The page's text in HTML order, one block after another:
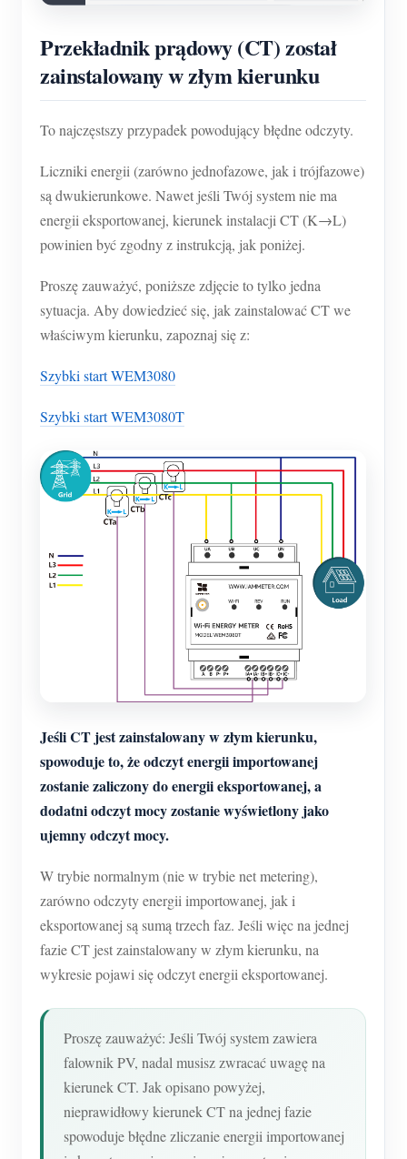
Przekładnik prądowy (CT) został
zainstalowany w złym kierunku
To najczęstszy przypadek powodujący błędne odczyty.
Liczniki energii (zarówno jednofazowe, jak i trójfazowe)
są dwukierunkowe. Nawet jeśli Twój system nie ma
energii eksportowanej, kierunek instalacji CT (K→L)
powinien być zgodny z instrukcją, jak poniżej.
Proszę zauważyć, poniższe zdjęcie to tylko jedna
sytuacja. Aby dowiedzieć się, jak zainstalować CT we
właściwym kierunku, zapoznaj się z:
Szybki start WEM3080
Szybki start WEM3080T
Jeśli CT jest zainstalowany w złym kierunku,
spowoduje to, że odczyt energii importowanej
zostanie zaliczony do energii eksportowanej, a
dodatni odczyt mocy zostanie wyświetlony jako
ujemny odczyt mocy.
W trybie normalnym (nie w trybie net metering),
zarówno odczyty energii importowanej, jak i
eksportowanej są sumą trzech faz. Jeśli więc na jednej
fazie CT jest zainstalowany w złym kierunku, na
wykresie pojawi się odczyt energii eksportowanej.
Proszę zauważyć: Jeśli Twój system zawiera
falownik PV, nadal musisz zwracać uwagę na
kierunek CT. Jak opisano powyżej,
nieprawidłowy kierunek CT na jednej fazie
spowoduje błędne zliczanie energii importowanej